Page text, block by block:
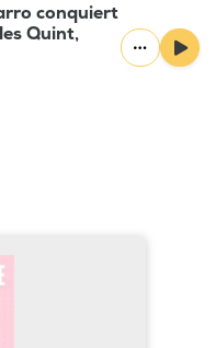
conquiert
Quint,